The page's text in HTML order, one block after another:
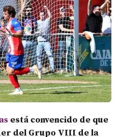
está convencido de que
del Grupo VIII de la